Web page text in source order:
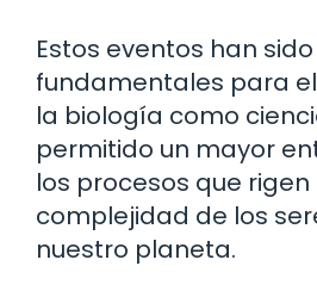
Estos eventos han sido
fundamentales para
la biología como
permitido un mayor
los procesos que
complejidad de los
nuestro planeta.